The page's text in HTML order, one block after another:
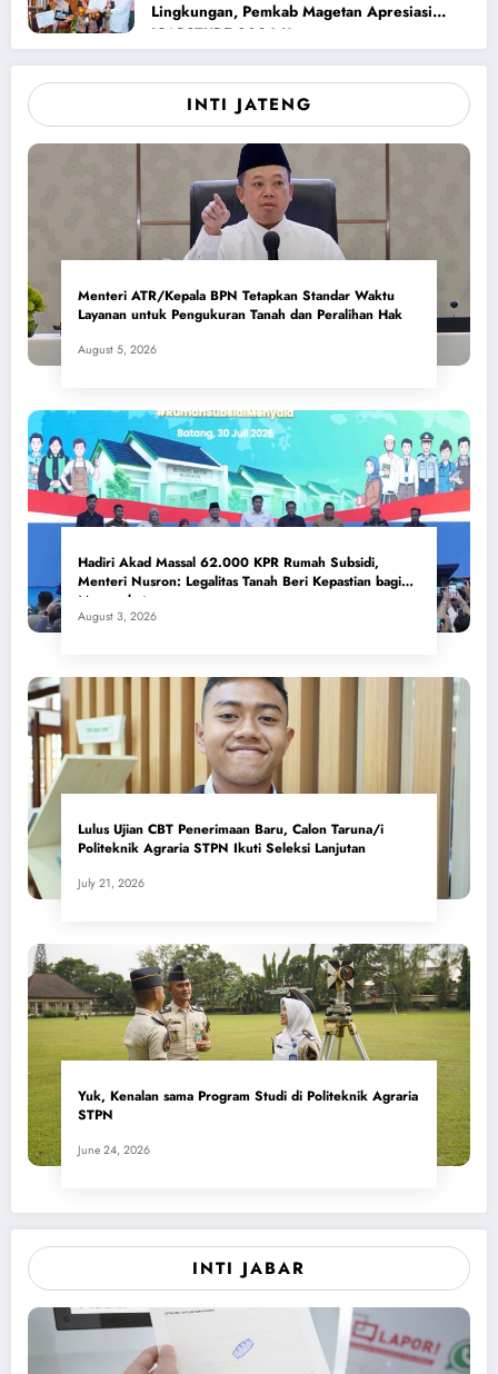
Lingkungan, Pemkab Magetan Apresiasi
ICAPSTURE 2026 Unesa
INTI JATENG
Menteri ATR/Kepala BPN Tetapkan Standar Waktu
Layanan untuk Pengukuran Tanah dan Peralihan Hak
August 5, 2026
Hadiri Akad Massal 62.000 KPR Rumah Subsidi,
Menteri Nusron: Legalitas Tanah Beri Kepastian bagi
Masyarakat
August 3, 2026
Lulus Ujian CBT Penerimaan Baru, Calon Taruna/i
Politeknik Agraria STPN Ikuti Seleksi Lanjutan
July 21, 2026
Yuk, Kenalan sama Program Studi di Politeknik Agraria
STPN
June 24, 2026
INTI JABAR